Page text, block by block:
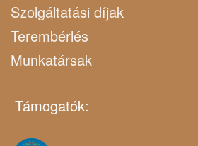
Szolgáltatási díjak
Terembérlés
Munkatársak
Támogatók: